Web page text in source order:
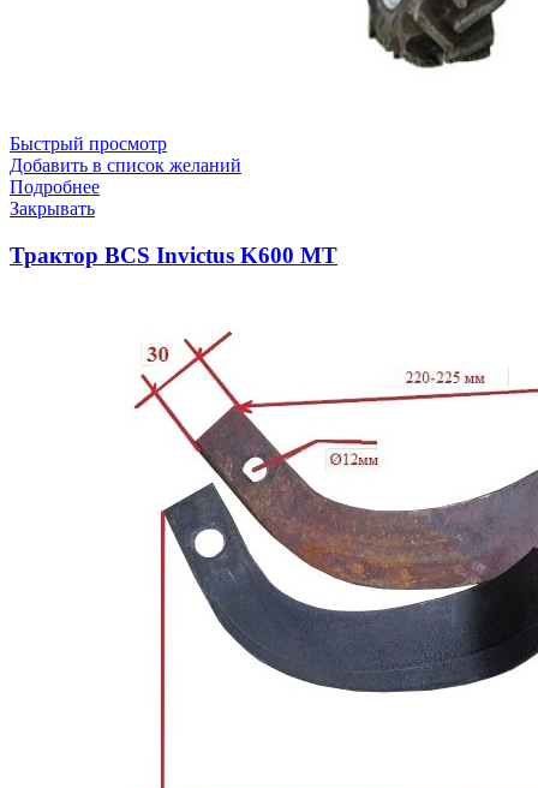
Быстрый просмотр
Добавить в список желаний
Подробнее
Закрывать
Трактор BCS Invictus K600 MT